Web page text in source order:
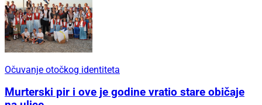
Očuvanje otočkog identiteta
Murterski pir i ove je godine vratio stare običaje